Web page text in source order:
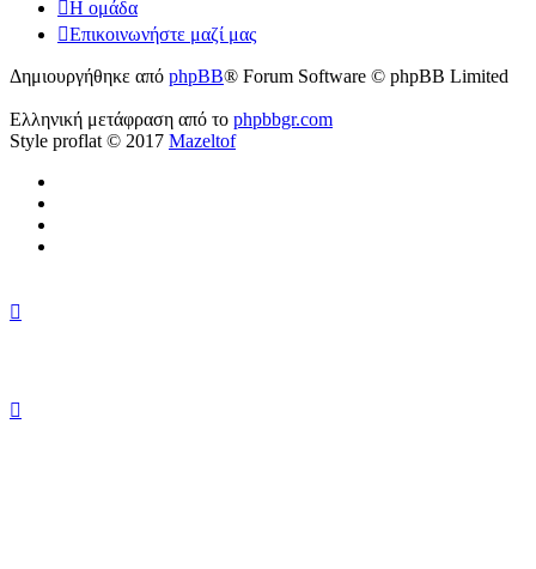
Η ομάδα
Επικοινωνήστε μαζί μας
Δημιουργήθηκε από phpBB® Forum Software © phpBB Limited
Ελληνική μετάφραση από το phpbbgr.com
Style proflat © 2017 Mazeltof